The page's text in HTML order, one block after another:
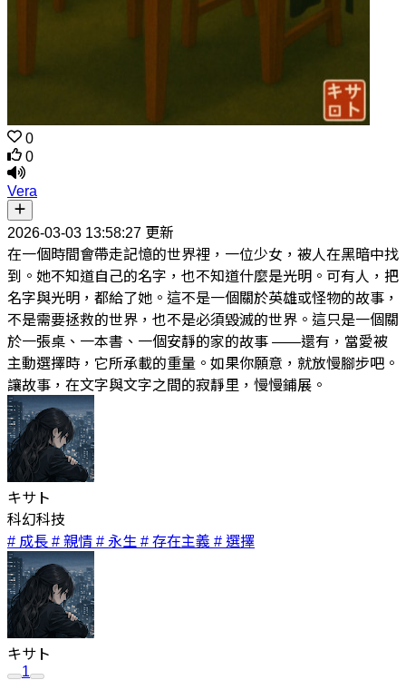
0
0
Vera
2026-03-03 13:58:27 更新
在一個時間會帶走記憶的世界裡，一位少女，被人在黑暗中找
到。她不知道自己的名字，也不知道什麼是光明。可有人，把
名字與光明，都給了她。這不是一個關於英雄或怪物的故事，
不是需要拯救的世界，也不是必須毀滅的世界。這只是一個關
於一張桌、一本書、一個安靜的家的故事 ——還有，當愛被
主動選擇時，它所承載的重量。如果你願意，就放慢腳步吧。
讓故事，在文字與文字之間的寂靜里，慢慢鋪展。
キサト
科幻科技
# 成長 # 親情 # 永生 # 存在主義 # 選擇
キサト
1